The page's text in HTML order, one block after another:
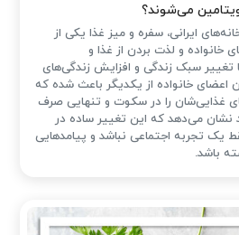
ویتامین می‌شوند؟
ایرانی، سفره و میز غذا یکی از
خانواده و لذت بردن از غذا و
تغییر سبک زندگی و افزایش زندگی‌های
اعضای خانواده از یکدیگر باعث شده که
غذایی‌شان را در سکوت و تنهایی صرف
نشان می‌دهد که این تغییر ساده در
تجربه اجتماعی نباشد و پیامدهایی
باشد.